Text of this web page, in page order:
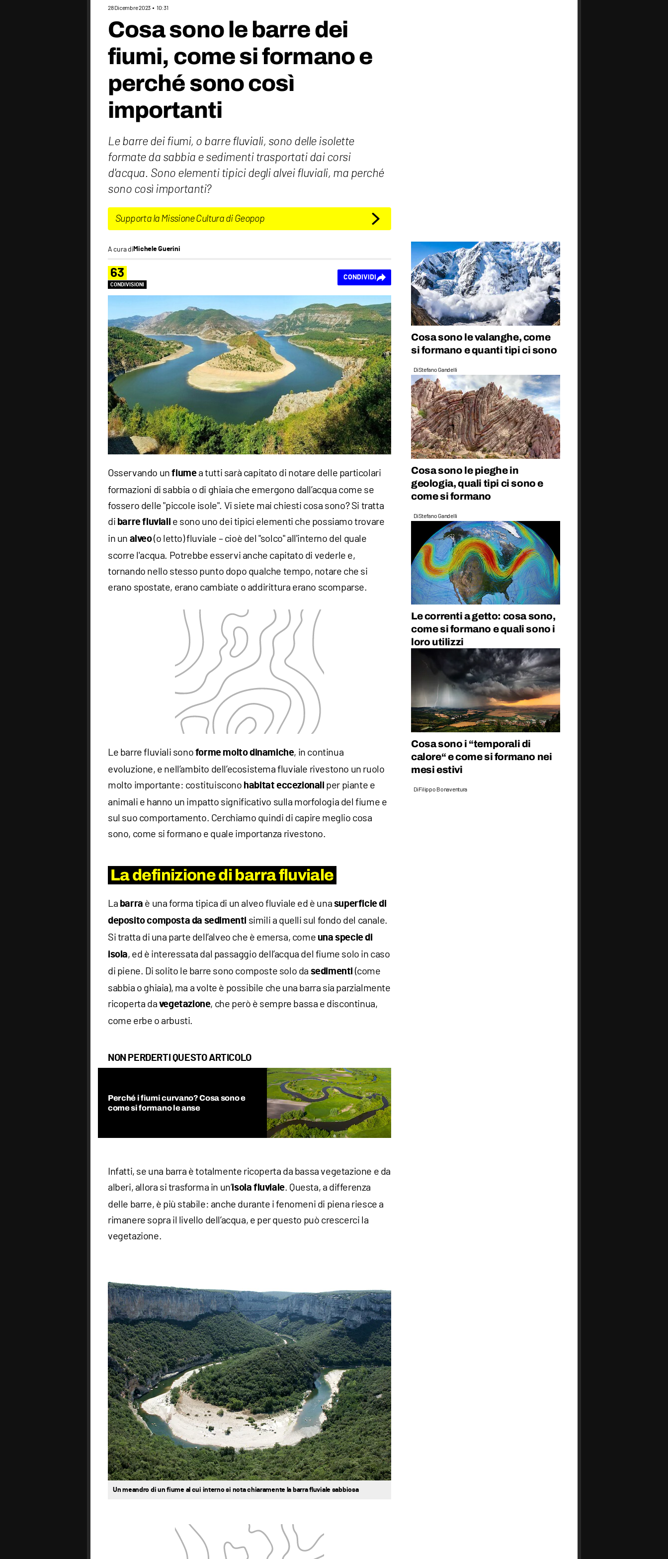
28 Dicembre 2023 10:31
Cosa sono le barre dei
fiumi, come si formano e
perché sono così
importanti
Le barre dei fiumi, o barre fluviali, sono delle isolette
formate da sabbia e sedimenti trasportati dai corsi
d'acqua. Sono elementi tipici degli alvei fluviali, ma perché
sono così importanti?
Supporta la Missione Cultura di Geopop
A cura diMichele Guerini
63
CONDIVISIONI
CONDIVIDI
Osservando unfiumea tutti sarà capitato di notare delle particolari
formazioni di sabbia o di ghiaia che emergono dall’acqua come se
fossero delle "piccole isole". Vi siete mai chiesti cosa sono? Si tratta
di barre fluviali e sono uno dei tipici elementi che possiamo trovare
in un alveo(o letto) fluviale – cioè del "solco" all'interno del quale
scorre l'acqua. Potrebbe esservi anche capitato di vederle e,
tornando nello stesso punto dopo qualche tempo, notare che si
erano spostate, erano cambiate o addirittura erano scomparse.
Le barre fluviali sono forme molto dinamiche, in continua
evoluzione, e nell’ambito dell’ecosistema fluviale rivestono un ruolo
molto importante: costituiscono habitat eccezionali per piante e
animali e hanno un impatto significativo sulla morfologia del fiume e
sul suo comportamento. Cerchiamo quindi di capire meglio cosa
sono, come si formano e quale importanza rivestono.
La definizione di barra fluviale
La barra è una forma tipica di un alveo fluviale ed è una superficie di
deposito composta da sedimenti simili a quelli sul fondo del canale.
Si tratta di una parte dell’alveo che è emersa, come una specie di
isola, ed è interessata dal passaggio dell’acqua del fiume solo in caso
di piene. Di solito le barre sono composte solo da sedimenti (come
sabbia o ghiaia), ma a volte è possibile che una barra sia parzialmente
ricoperta da vegetazione, che però è sempre bassa e discontinua,
come erbe o arbusti.
NON PERDERTI QUESTO ARTICOLO
Perché i fiumi curvano? Cosa sono e
come si formano le anse
Infatti, se una barra è totalmente ricoperta da bassa vegetazione e da
alberi, allora si trasforma in un’isola fluviale. Questa, a differenza
delle barre, è più stabile: anche durante i fenomeni di piena riesce a
rimanere sopra il livello dell’acqua, e per questo può crescerci la
vegetazione.
Un meandro di un fiume al cui interno si nota chiaramente la barra fluviale sabbiosa
Cosa sono le valanghe, come
si formano e quanti tipi ci sono
DiStefano Gandelli
Cosa sono le pieghe in
geologia, quali tipi ci sono e
come si formano
DiStefano Gandelli
Le correnti a getto: cosa sono,
come si formano e quali sono i
loro utilizzi
Cosa sono i “temporali di
calore“ e come si formano nei
mesi estivi
DiFilippo Bonaventura